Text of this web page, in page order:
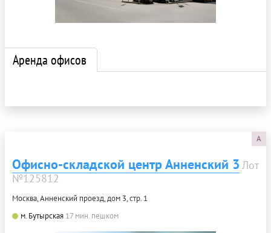
Аренда офисов
A
Офисно-складской центр Анненский 3 Лот
№125812
Москва, Анненский проезд, дом 3, стр. 1
м. Бутырская 17 мин. пешком